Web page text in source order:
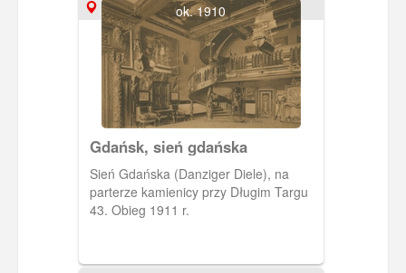
ok. 1910
Gdańsk, sień gdańska
Sień Gdańska (Danziger Diele), na
parterze kamienicy przy Długim Targu
43. Obieg 1911 r.